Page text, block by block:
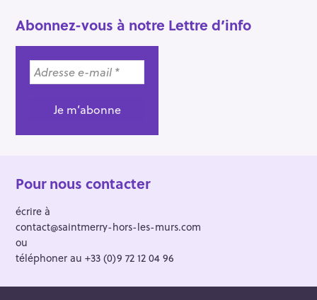
Abonnez-vous à notre Lettre d’info
Pour nous contacter
écrire à
contact@saintmerry-hors-les-murs.com
ou
téléphoner au +33 (0)9 72 12 04 96